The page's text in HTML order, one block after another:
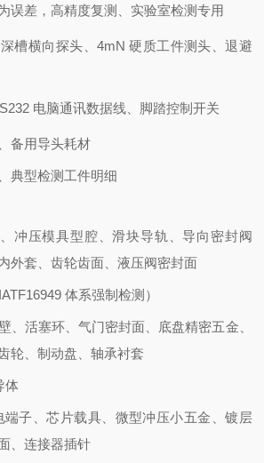
误差，高精度复测、实验室检测专用
槽横向探头、4mN 硬质工件测头、退避
电脑通讯数据线、脚踏控制开关
备用导头耗材
典型检测工件明细
冲压模具型腔、滑块导轨、导向密封阀
外套、齿轮齿面、液压阀密封面
体系强制检测）
、活塞环、气门密封面、底盘精密五金、
轮、制动盘、轴承衬套
体
端子、芯片载具、微型冲压小五金、镀层
、连接器插针